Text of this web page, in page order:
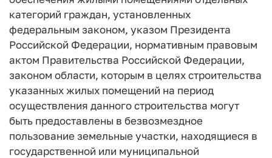
категорий граждан, установленных
федеральным законом, указом Президента
Российской Федерации, нормативным правовым
актом Правительства Российской Федерации,
законом области, которым в целях строительства
указанных жилых помещений на период
осуществления данного строительства могут
быть предоставлены в безвозмездное
пользование земельные участки, находящиеся в
государственной или муниципальной